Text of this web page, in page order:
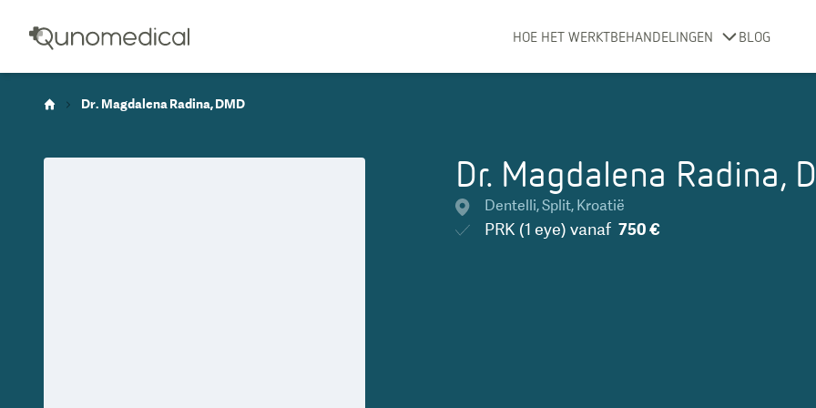
HOE HET WERKTBEHANDELINGEN BLOG
Dr. Magdalena Radina, DMD
Dr. Magdalena Radina,
Dentelli,Split, Kroatië
PRK (1 eye) vanaf 750 €